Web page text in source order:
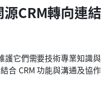
CRM轉向連結
護它們需要技術專業知識與
合 CRM 功能與溝通及協作